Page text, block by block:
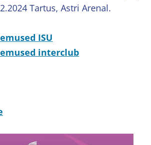
Tartus, Astri Arenal.
ISU
interclub